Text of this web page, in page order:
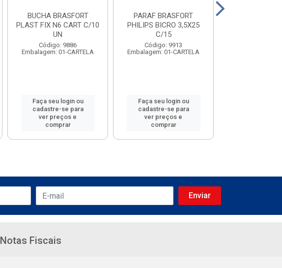
BUCHA BRASFORT
PLAST FIX N6 CART C/10
UN
Código: 9886
Embalagem: 01-CARTELA
Faça seu login ou
cadastre-se para
ver preços e
comprar
PARAF BRASFORT
PHILIPS BICRO 3,5X25
C/15
Código: 9913
Embalagem: 01-CARTELA
Faça seu login ou
cadastre-se para
ver preços e
comprar
Notas Fiscais